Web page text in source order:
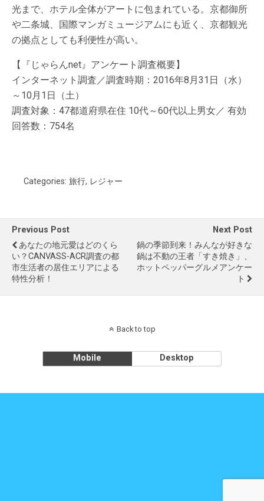
光まで、ホテル全体がアートに包まれている。京都御所
や二条城、国際マンガミュージアムにも近く、京都観光
の拠点としても利便性が高い。
【『じゃらんnet』アンケート調査概要】
インターネット調査／調査時期：2016年8月31日（水）
～10月1日（土）
調査対象：47都道府県在住 10代～60代以上男女／ 有効
回答数：754名
Categories: 旅行, レジャー
Previous Post
あなたの地元愛はどのくら
い？CANVASS-ACR調査の都
市生活者の居住エリアによる
特性分析！
Next Post
鍋の季節到来！みんなが好きな
鍋は不動の王者「すき焼き」、
ホットペッパーグルメアンケー
ト
Back to top
Mobile Desktop